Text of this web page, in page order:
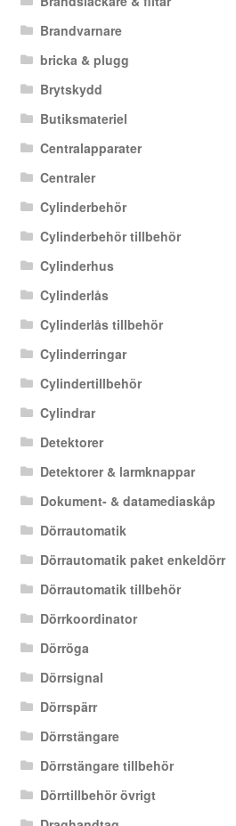
Brandvarnare
bricka & plugg
Brytskydd
Butiksmateriel
Centralapparater
Centraler
Cylinderbehör
Cylinderbehör tillbehör
Cylinderhus
Cylinderlås
Cylinderlås tillbehör
Cylinderringar
Cylindertillbehör
Cylindrar
Detektorer
Detektorer & larmknappar
Dokument- & datamediaskåp
Dörrautomatik
Dörrautomatik paket enkeldörr
Dörrautomatik tillbehör
Dörrkoordinator
Dörröga
Dörrsignal
Dörrspärr
Dörrstängare
Dörrstängare tillbehör
Dörrtillbehör övrigt